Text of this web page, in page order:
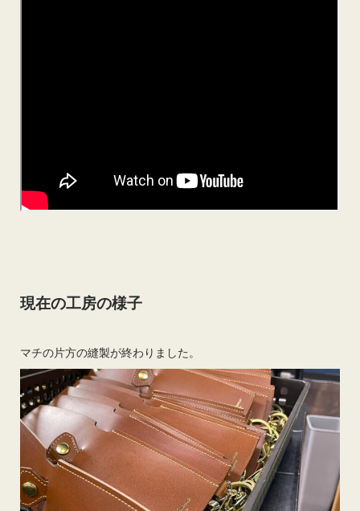
現在の工房の様子
マチの片方の縫製が終わりました。